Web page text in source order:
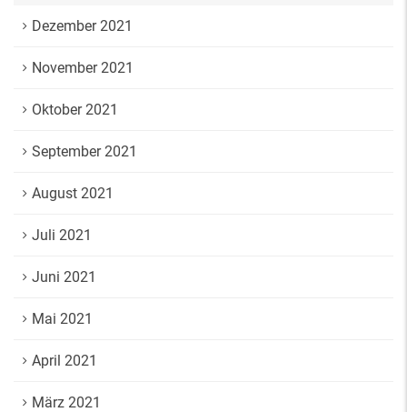
Dezember 2021
November 2021
Oktober 2021
September 2021
August 2021
Juli 2021
Juni 2021
Mai 2021
April 2021
März 2021